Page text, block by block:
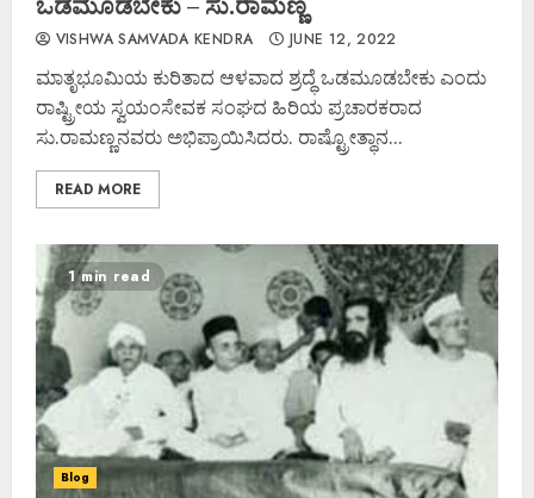
VISHWA SAMVADA KENDRA JUNE 12, 2022
ಮಾತೃಭೂಮಿಯ ಕುರಿತಾದ ಆಳವಾದ ಶ್ರದ್ಧೆ ಒಡಮೂಡಬೇಕು ಎಂದು
ರಾಷ್ಟ್ರೀಯ ಸ್ವಯಂಸೇವಕ ಸಂಘದ ಹಿರಿಯ ಪ್ರಚಾರಕರಾದ
ಸು.ರಾಮಣ್ಣನವರು ಅಭಿಪ್ರಾಯಿಸಿದರು. ರಾಷ್ಟ್ರೋತ್ಥಾನ...
READ MORE
1 min read
Blog